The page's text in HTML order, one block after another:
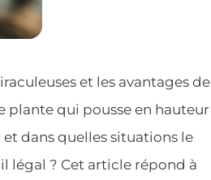
et les avantages de
plante qui pousse en hauteur
dans quelles situations le
légal ? Cet article répond à